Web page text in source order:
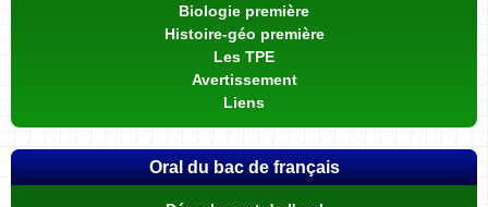
Biologie première
Histoire-géo première
Les TPE
Avertissement
Liens
Oral du bac de français